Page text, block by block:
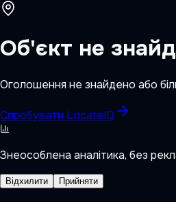
Об'єкт не
Оголошення не знайдено або
Спробувати LocateIQ
Знеособлена аналітика, без
Відхилити Прийняти